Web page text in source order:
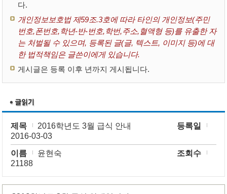
다.
개인정보보호법 제59조.3호에 따라 타인의 개인정보(주민
번호,폰번호,학년-반-번호,학번,주소,혈액형 등)를 유출한 자
는 처벌될 수 있으며, 등록된 글(글, 텍스트, 이미지 등)에 대
한 법적책임은 글쓴이에게 있습니다.
게시글은 등록 이후 년까지 게시됩니다.
제목 2016학년도 3월 급식 안내
등록일
2016-03-03
이름
윤현숙
조회수
21188